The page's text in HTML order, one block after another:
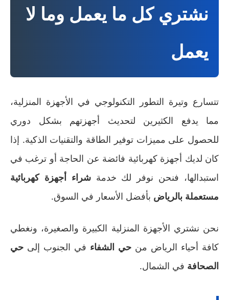
نشتري كل ما يعمل وما لا
يعمل
تتسارع وتيرة التطور التكنولوجي في الأجهزة المنزلية،
مما يدفع الكثيرين لتحديث أجهزتهم بشكل دوري
للحصول على مميزات توفير الطاقة والتقنيات الذكية. إذا
كان لديك أجهزة كهربائية فائضة عن الحاجة أو ترغب في
استبدالها، فنحن نوفر لك خدمةشراء أجهزة كهربائية
مستعملة بالرياض بأفضل الأسعار في السوق.
نحن نشتري الأجهزة المنزلية الكبيرة والصغيرة، ونغطي
كافة أحياء الرياض من حي الشفاء في الجنوب إلى حي
الصحافة في الشمال.